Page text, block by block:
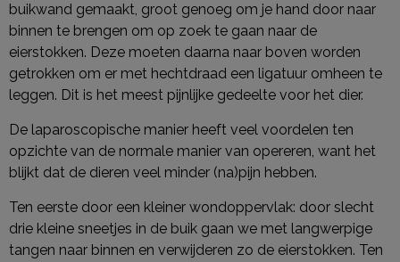
buikwand gemaakt, groot genoeg om je hand door naar
binnen te brengen om op zoek te gaan naar de
eierstokken. Deze moeten daarna naar boven worden
getrokken om er met hechtdraad een ligatuur omheen te
leggen. Dit is het meest pijnlijke gedeelte voor het dier.
De laparoscopische manier heeft veel voordelen ten
opzichte van de normale manier van opereren, want het
blijkt dat de dieren veel minder (na)pijn hebben.
Ten eerste door een kleiner wondoppervlak: door slecht
drie kleine sneetjes in de buik gaan we met langwerpige
tangen naar binnen en verwijderen zo de eierstokken. Ten